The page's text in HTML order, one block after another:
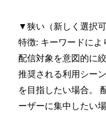
▼狭い（新しく選択可
特徴: キーワードによ
配信対象を意図的に
推奨される利用シー
を目指したい場合。
ーザーに集中したい場